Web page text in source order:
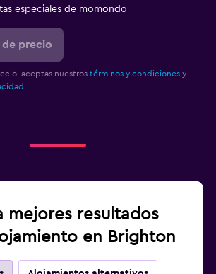
especiales de momondo
de precio
aceptas nuestros términos y condiciones y
mejores resultados
en Brighton